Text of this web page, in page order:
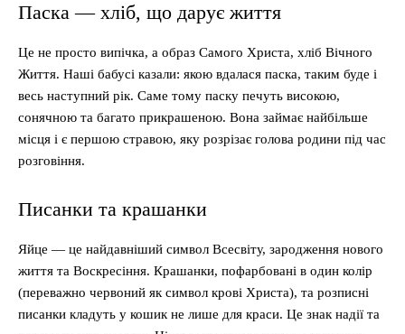
Паска — хліб, що дарує життя
Це не просто випічка, а образ Самого Христа, хліб Вічного
Життя. Наші бабусі казали: якою вдалася паска, таким буде і
весь наступний рік. Саме тому паску печуть високою,
сонячною та багато прикрашеною. Вона займає найбільше
місця і є першою стравою, яку розрізає голова родини під час
розговіння.
Писанки та крашанки
Яйце — це найдавніший символ Всесвіту, зародження нового
життя та Воскресіння. Крашанки, пофарбовані в один колір
(переважно червоний як символ крові Христа), та розписні
писанки кладуть у кошик не лише для краси. Це знак надії та